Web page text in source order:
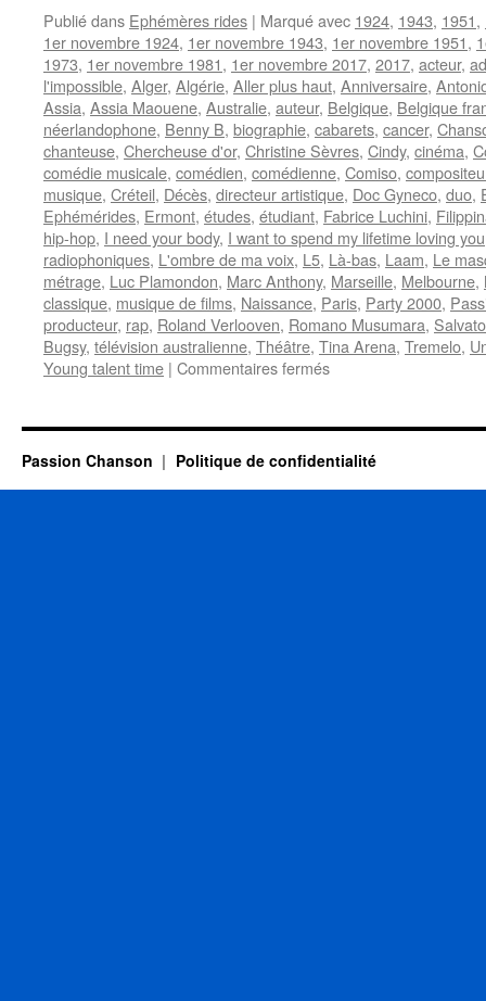
Publié dans Ephémères rides | Marqué avec 1924, 1943, 1951,
1er novembre 1924, 1er novembre 1943, 1er novembre 1951,
1973, 1er novembre 1981, 1er novembre 2017, 2017, acteur,
l'impossible, Alger, Algérie, Aller plus haut, Anniversaire,
Assia, Assia Maouene, Australie, auteur, Belgique, Belgique
néerlandophone, Benny B, biographie, cabarets, cancer,
chanteuse, Chercheuse d'or, Christine Sèvres, Cindy, cinéma,
comédie musicale, comédien, comédienne, Comiso,
musique, Créteil, Décès, directeur artistique, Doc Gyneco, duo,
Ephémérides, Ermont, études, étudiant, Fabrice Luchini,
hip-hop, I need your body, I want to spend my lifetime loving you
radiophoniques, L'ombre de ma voix, L5, Là-bas, Laam, Le
métrage, Luc Plamondon, Marc Anthony, Marseille, Melbourne,
classique, musique de films, Naissance, Paris, Party 2000,
producteur, rap, Roland Verlooven, Romano Musumara,
Bugsy, télévision australienne, Théâtre, Tina Arena, Tremelo,
Young talent time | Commentaires ferméssur
Passion Chanson Politique de confidentialité